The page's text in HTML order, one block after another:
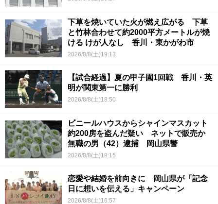
下草を焼いていた火が燃え広がる 下草
と竹林合わせて約2000平方メートルが焼
ける けが人なし 香川・東かがわ市
2026/8/8(土)19:13
【試合経過】夏の甲子園1回戦 香川・英
明が関東第一に勝利
2026/8/8(土)18:50
ビニールハウスからシャインマスカット
約200房を盗んだ疑い ネットで販売か
無職の男（42）逮捕 岡山県警
2026/8/8(土)18:15
恋愛や結婚を前向きに 岡山県が「記念
日に想いを伝える」キャンペーン
2026/8/8(土)16:57